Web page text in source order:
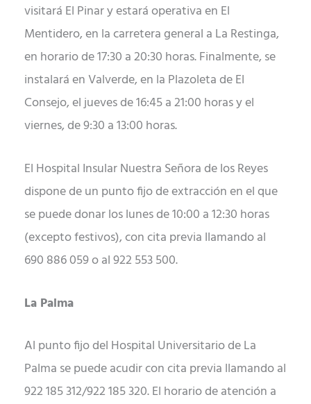
visitará El Pinar y estará operativa en El
Mentidero, en la carretera general a La Restinga,
en horario de 17:30 a 20:30 horas. Finalmente, se
instalará en Valverde, en la Plazoleta de El
Consejo, el jueves de 16:45 a 21:00 horas y el
viernes, de 9:30 a 13:00 horas.
El Hospital Insular Nuestra Señora de los Reyes
dispone de un punto fijo de extracción en el que
se puede donar los lunes de 10:00 a 12:30 horas
(excepto festivos), con cita previa llamando al
690 886 059 o al 922 553 500.
La Palma
Al punto fijo del Hospital Universitario de La
Palma se puede acudir con cita previa llamando al
922 185 312/922 185 320. El horario de atención a